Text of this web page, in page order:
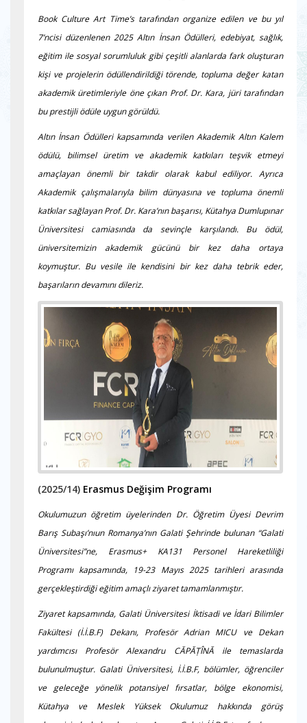
Book Culture Art Time’s tarafından organize edilen ve bu yıl
7’ncisi düzenlenen 2025 Altın İnsan Ödülleri, edebiyat, sağlık,
eğitim ile sosyal sorumluluk gibi çeşitli alanlarda fark oluşturan
kişi ve projelerin ödüllendirildiği törende, topluma değer katan
akademik üretimleriyle öne çıkan Prof. Dr. Kara, jüri tarafından
bu prestijli ödüle uygun görüldü.
Altın İnsan Ödülleri kapsamında verilen Akademik Altın Kalem
ödülü, bilimsel üretim ve akademik katkıları teşvik etmeyi
amaçlayan önemli bir takdir olarak kabul ediliyor. Ayrıca
Akademik çalışmalarıyla bilim dünyasına ve topluma önemli
katkılar sağlayan Prof. Dr. Kara’nın başarısı, Kütahya Dumlupınar
Üniversitesi camiasında da sevinçle karşılandı. Bu ödül,
üniversitemizin akademik gücünü bir kez daha ortaya
koymuştur. Bu vesile ile kendisini bir kez daha tebrik eder,
başarıların devamını dileriz.
(2025/14) Erasmus Değişim Programı
Okulumuzun öğretim üyelerinden Dr. Öğretim Üyesi Devrim
Barış Subaşı’nıun Romanya’nın Galati Şehrinde bulunan “Galati
Üniversitesi”ne, Erasmus+ KA131 Personel Hareketliliği
Programı kapsamında, 19-23 Mayıs 2025 tarihleri arasında
gerçekleştirdiği eğitim amaçlı ziyaret tamamlanmıştır.
Ziyaret kapsamında, Galati Üniversitesi İktisadi ve İdari Bilimler
Fakültesi (İ.İ.B.F) Dekanı, Profesör Adrian MICU ve Dekan
yardımcısı Profesör Alexandru CĂPĂȚÎNĂ ile temaslarda
bulunulmuştur. Galati Üniversitesi, İ.İ.B.F, bölümler, öğrenciler
ve geleceğe yönelik potansiyel fırsatlar, bölge ekonomisi,
Kütahya ve Meslek Yüksek Okulumuz hakkında görüş